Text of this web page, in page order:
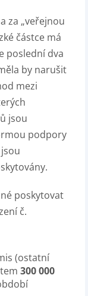
za „veřejnou
částce má
poslední dva
by narušit
mezi
jsou
podpory
poskytovat
č.
(ostatní
300 000